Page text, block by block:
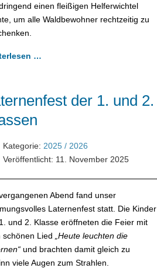
einen fleißigen Helferwichtel
um alle Waldbewohner rechtzeitig zu
…
der 1. und 2.
Kategorie: 2025 / 2026
Veröffentlicht: 11. November 2025
Abend fand unser
Laternenfest statt. Die Kinder
und 2. Klasse eröffneten die Feier mit
schönen Lied
„Heute leuchten die
und brachten damit gleich zu
viele Augen zum Strahlen.